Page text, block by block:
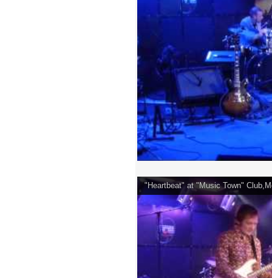
"Heartbeat" at "Music Town"